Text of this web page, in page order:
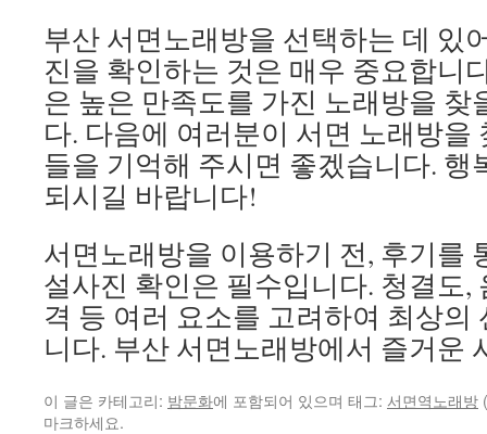
부산 서면노래방을 선택하는 데 있
진을 확인하는 것은 매우 중요합니
은 높은 만족도를 가진 노래방을 찾
다. 다음에 여러분이 서면 노래방을
들을 기억해 주시면 좋겠습니다. 행
되시길 바랍니다!
서면노래방을 이용하기 전, 후기를
설사진 확인은 필수입니다. 청결도,
격 등 여러 요소를 고려하여 최상의
니다. 부산 서면노래방에서 즐거운
이 글은 카테고리: 밤문화에 포함되어 있으며 태그: 서면역노래방
마크하세요.